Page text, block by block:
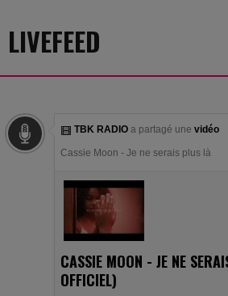
LIVEFEED
TBK RADIO a partagé une vidéo
Cassie Moon - Je ne serais plus là
CASSIE MOON - JE NE
OFFICIEL)